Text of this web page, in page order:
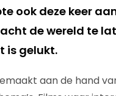
ook deze keer
de wereld te
is gelukt.
aan de hand